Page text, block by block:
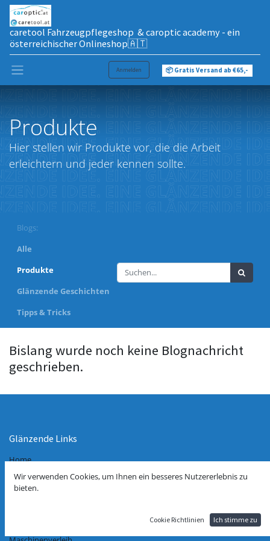
caretool Fahrzeugpflegeshop & caroptic academy - ein
österreichischer Onlineshop🇦🇹
Anmelden 📦 Gratis Versand ab €65,-
Produkte
Hier stellen wir Produkte vor, die die Arbeit
erleichtern und jeder kennen sollte.
Blogs:
Alle
Produkte
Glänzende Geschichten
Tipps & Tricks
Bislang wurde noch keine Blognachricht
geschrieben.
Glänzende Links
Home
Über uns
VERTRAG WIDERRUFEN
Impressum
Wir verwenden Cookies, um Ihnen ein besseres Nutzererlebnis zu
bieten.
Cookie Richtlinien Ich stimme zu